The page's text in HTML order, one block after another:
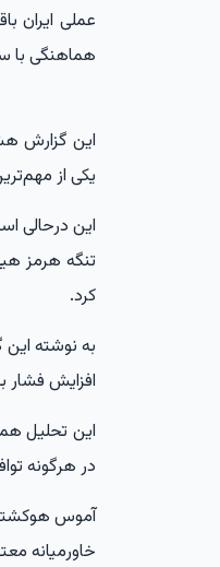
عملی ایران
هماهنگی با
این گزارش
یکی از
تنگه هرمز
کرد.
به نوشته این
افزایش فشار
این تحلیل
در هرگونه
آموس
خاورمیانه